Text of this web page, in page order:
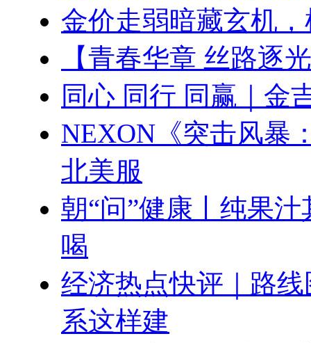
金价走弱暗藏玄机
【青春华章 丝路逐
同心 同行 同赢｜金
NEXON《突击风暴
北美服
朝“问”健康丨纯果
喝
经济热点快评｜路
系这样建